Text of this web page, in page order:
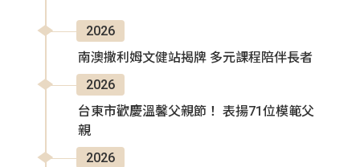
2026
南澳撒利姆文健站揭牌 多元課程陪伴長者
2026
台東市歡慶溫馨父親節！ 表揚71位模範父
親
2026